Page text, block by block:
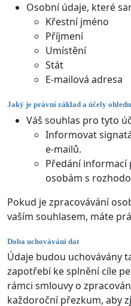
Osobní údaje, které
Křestní jméno
Příjmení
Umístění
Stát
E-mailová adresa
Jaký je právní základ a účely
Váš souhlas pro tyto
Informovat
e-mailů.
Předání informací
osobám s
Pokud je zpracovávání
vaším souhlasem, máte
Doba uchovávání dat
Údaje budou uchovávány
zapotřebí ke splnění cíle
rámci smlouvy o
každoroční přezkum, aby